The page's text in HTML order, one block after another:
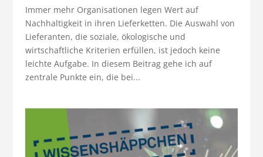
Immer mehr Organisationen legen Wert auf
Nachhaltigkeit in ihren Lieferketten. Die Auswahl von
Lieferanten, die soziale, ökologische und
wirtschaftliche Kriterien erfüllen, ist jedoch keine
leichte Aufgabe. In diesem Beitrag gehe ich auf
zentrale Punkte ein, die bei...